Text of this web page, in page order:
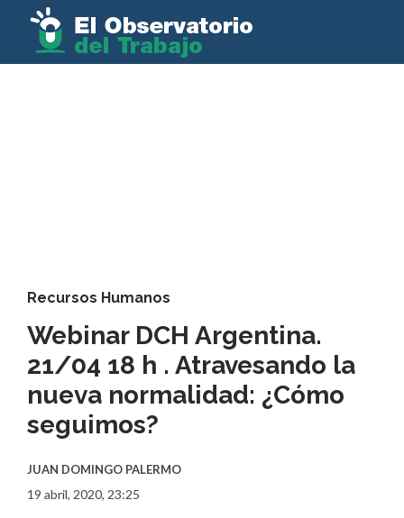
Recursos Humanos
Webinar DCH Argentina.
21/04 18 h . Atravesando la
nueva normalidad: ¿Cómo
seguimos?
JUAN DOMINGO PALERMO
19 abril, 2020, 23:25